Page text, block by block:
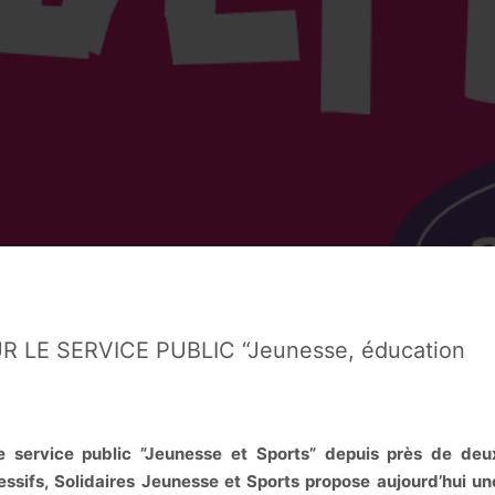
LE SERVICE PUBLIC “Jeunesse, éducation
service public ”Jeunesse et Sports” depuis près de
Solidaires Jeunesse et Sports propose aujourd’hui